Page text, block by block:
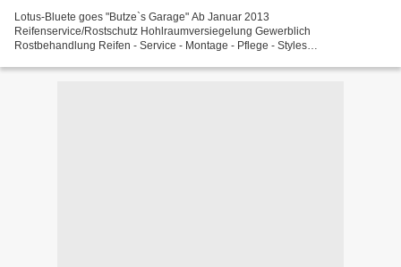
Lotus-Bluete goes "Butze`s Garage" Ab Januar 2013
Reifenservice/Rostschutz Hohlraumversiegelung Gewerblich
Rostbehandlung Reifen - Service - Montage - Pflege - Styles
Bauer@web.de